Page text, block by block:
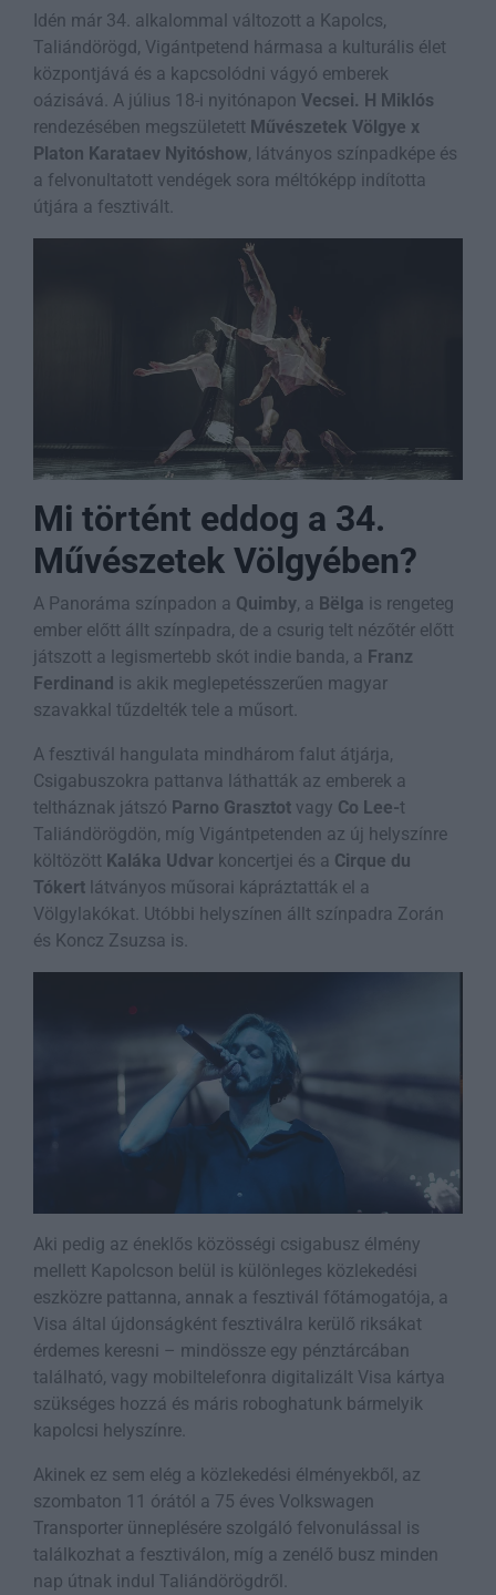
Idén már 34. alkalommal változott a Kapolcs,
Taliándörögd, Vigántpetend hármasa a kulturális élet
központjává és a kapcsolódni vágyó emberek
oázisává. A július 18-i nyitónapon Vecsei. H Miklós
rendezésében megszületett Művészetek Völgye x
Platon Karataev Nyitóshow, látványos színpadképe és
a felvonultatott vendégek sora méltóképp indította
útjára a fesztivált.
Mi történt eddog a 34.
Művészetek Völgyében?
A Panoráma színpadon a Quimby, a Bëlga is rengeteg
ember előtt állt színpadra, de a csurig telt nézőtér előtt
játszott a legismertebb skót indie banda, a Franz
Ferdinand is akik meglepetésszerűen magyar
szavakkal tűzdelték tele a műsort.
A fesztivál hangulata mindhárom falut átjárja,
Csigabuszokra pattanva láthatták az emberek a
teltháznak játszó Parno Grasztot vagy Co Lee-t
Taliándörögdön, míg Vigántpetenden az új helyszínre
költözött Kaláka Udvar koncertjei és a Cirque du
Tókert látványos műsorai kápráztatták el a
Völgylakókat. Utóbbi helyszínen állt színpadra Zorán
és Koncz Zsuzsa is.
Aki pedig az éneklős közösségi csigabusz élmény
mellett Kapolcson belül is különleges közlekedési
eszközre pattanna, annak a fesztivál főtámogatója, a
Visa által újdonságként fesztiválra kerülő riksákat
érdemes keresni – mindössze egy pénztárcában
található, vagy mobiltelefonra digitalizált Visa kártya
szükséges hozzá és máris roboghatunk bármelyik
kapolcsi helyszínre.
Akinek ez sem elég a közlekedési élményekből, az
szombaton 11 órától a 75 éves Volkswagen
Transporter ünneplésére szolgáló felvonulással is
találkozhat a fesztiválon, míg a zenélő busz minden
nap útnak indul Taliándörögdről.